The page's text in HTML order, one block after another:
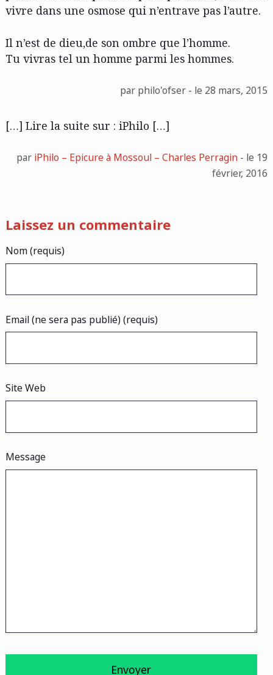
vivre dans une osmose qui n’entrave pas l’autre.
Il n’est de dieu,de son ombre que l’homme.
Tu vivras tel un homme parmi les hommes.
par philo'ofser - le 28 mars, 2015
[…] Lire la suite sur : iPhilo […]
par iPhilo – Epicure à Mossoul – Charles Perragin - le 19
février, 2016
Laissez un commentaire
Nom (requis)
Email (ne sera pas publié) (requis)
Site Web
Message